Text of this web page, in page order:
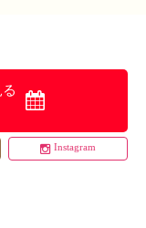
Instagram